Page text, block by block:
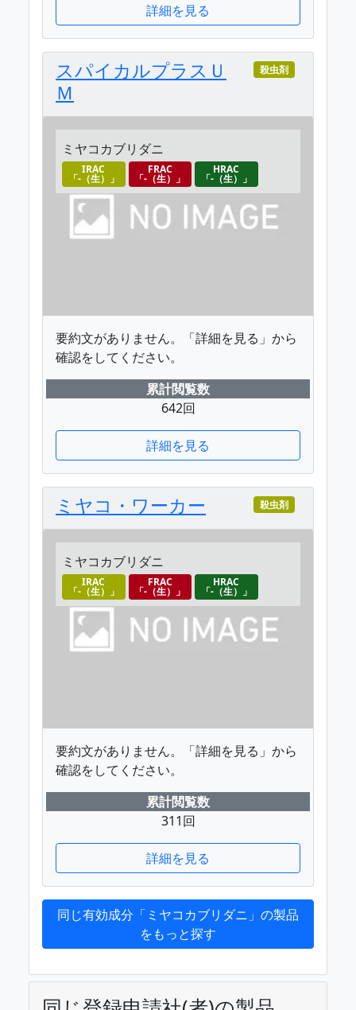
詳細を見る
スパイカルプラスＵ
Ｍ
殺虫剤
ミヤコカブリダニ
IRAC
「-（生）」
FRAC
「-（生）」
HRAC
「-（生）」
要約文がありません。「詳細を見る」から
確認をしてください。
累計閲覧数
642回
詳細を見る
ミヤコ・ワーカー 殺虫剤
ミヤコカブリダニ
IRAC
「-（生）」
FRAC
「-（生）」
HRAC
「-（生）」
要約文がありません。「詳細を見る」から
確認をしてください。
累計閲覧数
311回
詳細を見る
同じ有効成分「ミヤコカブリダニ」の製品
をもっと探す